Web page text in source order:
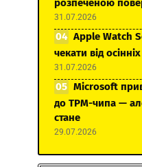
розпеченою
31.07.2026
Apple Watch
чекати від
31.07.2026
Microsoft
до TPM-чипа —
стане
29.07.2026